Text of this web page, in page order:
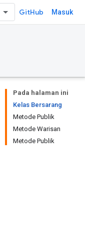
GitHub Masuk
Pada halaman ini
Kelas Bersarang
Metode Publik
Metode Warisan
Metode Publik